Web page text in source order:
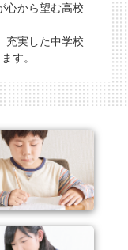
心から望む高校
充実した中学校
す。